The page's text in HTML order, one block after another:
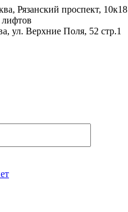
Рязанский проспект, 10к18
лифтов
ул. Верхние Поля, 52 стр.1